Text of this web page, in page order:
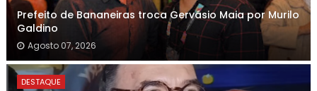
Prefeito de Bananeiras troca Gervásio Maia por Murilo
Galdino
Agosto 07, 2026
DESTAQUE